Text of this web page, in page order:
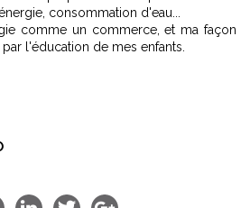
consommation d'eau...
comme un commerce, et ma façon
l'éducation de mes enfants.